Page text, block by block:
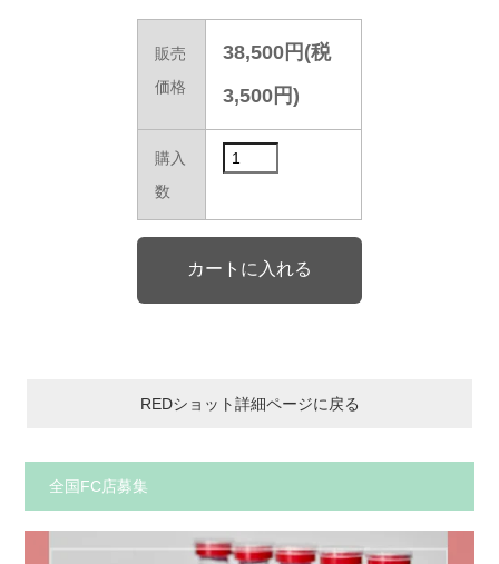
販売
価格
38,500円(税
3,500円)
購入
数
REDショット詳細ページに戻る
全国FC店募集